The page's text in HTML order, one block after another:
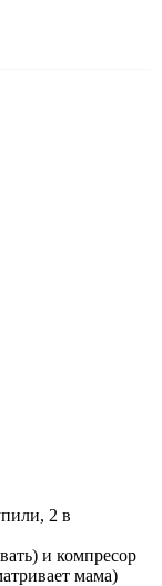
2 в
и компресор
мама)